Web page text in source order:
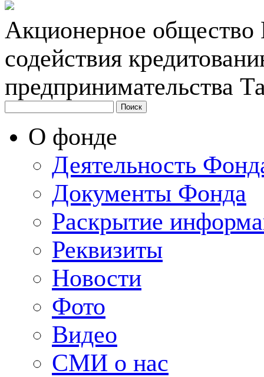
Акционерное
содействия
предпринимательства
Поиск
О фонде
Деятельность
Документы Фонда
Раскрытие
Реквизиты
Новости
Фото
Видео
СМИ о нас